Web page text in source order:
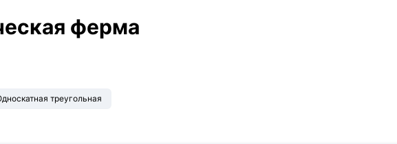
ферма
треугольная